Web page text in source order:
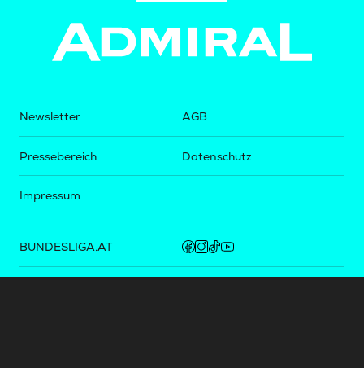
Newsletter
Pressebereich
Impressum
AGB
Datenschutz
BUNDESLIGA.AT